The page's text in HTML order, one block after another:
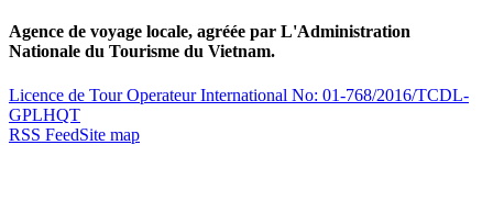
Agence de voyage locale, agréée par L'Administration
Nationale du Tourisme du Vietnam.
Licence de Tour Operateur International No: 01-768/2016/TCDL-
GPLHQT
RSS FeedSite map